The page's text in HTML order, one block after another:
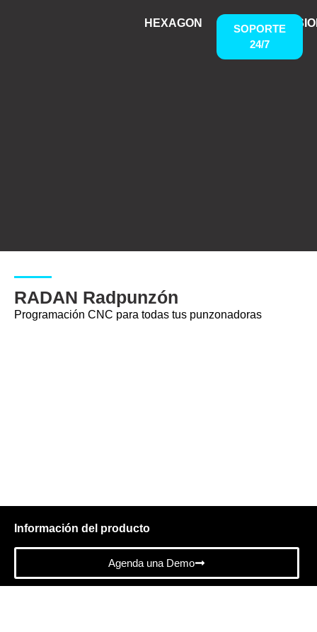
HEXAGON
SOPORTE
24/7
RADAN Radpunzón
Programación CNC para todas tus punzonadoras
Información del producto
Agenda una Demo